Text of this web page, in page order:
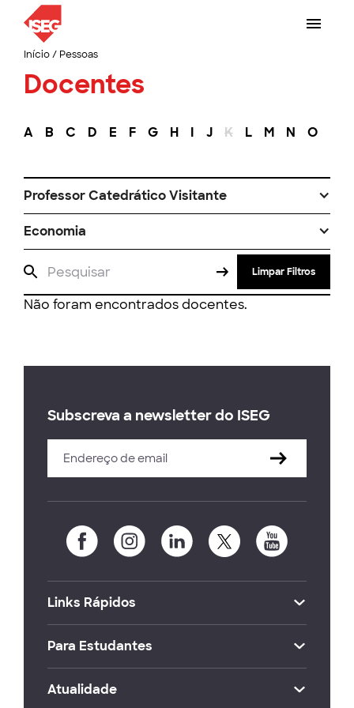
Início/ Pessoas
Docentes
A B C D E F G H I J K L M N O
Professor Catedrático Visitante
Economia
Limpar Filtros
Não foram encontrados docentes.
Subscreva a newsletter do ISEG
Links Rápidos
Para Estudantes
Atualidade